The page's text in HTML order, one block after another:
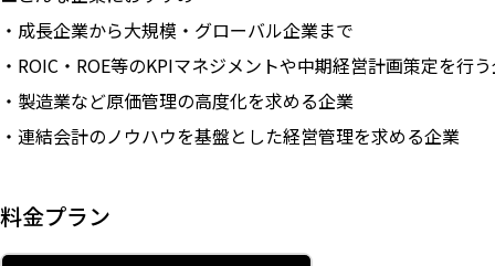
・成長企業から大規模・グローバル企業まで
・ROIC・ROE等のKPIマネジメントや中期経営計画策定を行
・製造業など原価管理の高度化を求める企業
・連結会計のノウハウを基盤とした経営管理を求める企業
料金プラン